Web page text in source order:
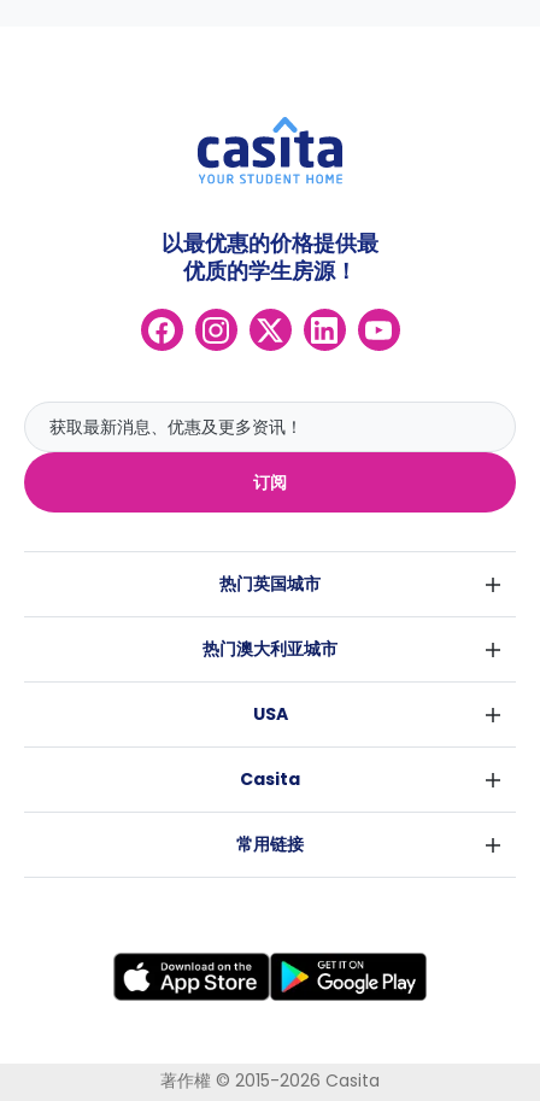
订阅
以最优惠的价格提供最
优质的学生房源！
热门英国城市
伦敦
爱丁堡
利兹
考文垂
莱斯特
纽卡斯尔
热门澳大利亚城市
布里斯班
阿德莱德
USA
洛杉矶
Casita
常用链接
著作權 © 2015-2026 Casita